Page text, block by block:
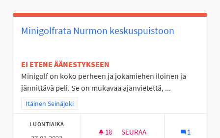
Minigolfrata Nurmon keskuspuistoon
EI ETENE ÄÄNESTYKSEEN
Minigolf on koko perheen ja jokamiehen iloinen ja
jännittävä peli. Se on mukavaa ajanvietettä, ...
Rajaa tulokset teeman mukaan: Itäinen Seinäjoki
Itäinen Seinäjoki
LUONTIAIKA
18 18 SEURAAJAA
SEURAA 1